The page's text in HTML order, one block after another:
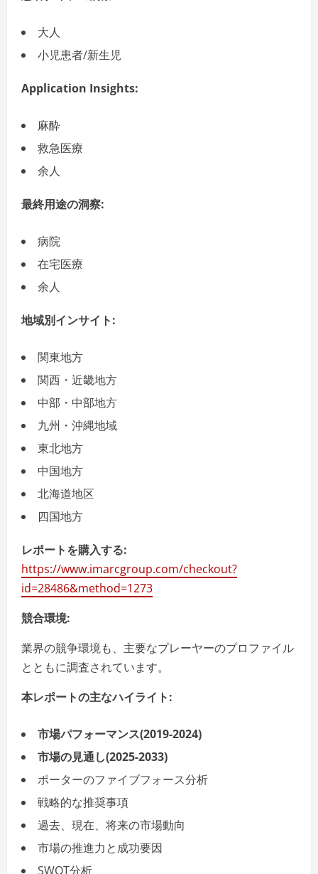
大人
小児患者/新生児
Application Insights:
麻酔
救急医療
余人
最終用途の洞察:
病院
在宅医療
余人
地域別インサイト:
関東地方
関西・近畿地方
中部・中部地方
九州・沖縄地域
東北地方
中国地方
北海道地区
四国地方
レポートを購入する:
https://www.imarcgroup.com/checkout?
id=28486&method=1273
競合環境:
業界の競争環境も、主要なプレーヤーのプロファイル
とともに調査されています。
本レポートの主なハイライト:
市場パフォーマンス(2019-2024)
市場の見通し(2025-2033)
ポーターのファイブフォース分析
戦略的な推奨事項
過去、現在、将来の市場動向
市場の推進力と成功要因
SWOT分析